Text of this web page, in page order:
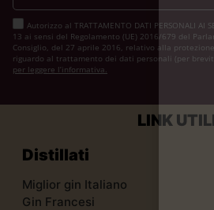
Autorizzo al TRATTAMENTO DATI PERSONALI AI
13 ai sensi del Regolamento (UE) 2016/679 del
Consiglio, del 27 aprile 2016, relativo alla
riguardo al trattamento dei dati personali (per
per leggere l’informativa.
LINK
Distillati
Miglior gin Italiano
Gin Francesi